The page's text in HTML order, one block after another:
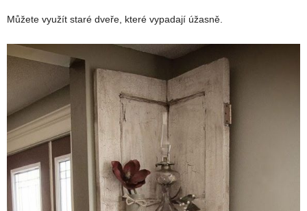
Můžete využít staré dveře, které vypadají úžasně.